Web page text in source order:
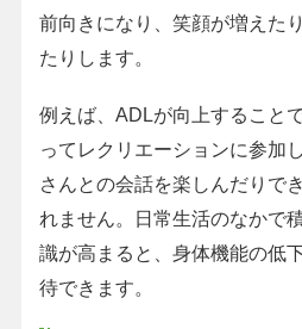
前向きになり、笑顔が増えた
たりします。
例えば、ADLが向上すること
ってレクリエーションに参加
さんとの会話を楽しんだりで
れません。日常生活のなかで
識が高まると、身体機能の低
待できます。